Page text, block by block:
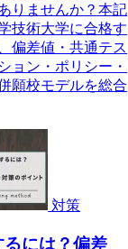
りませんか？本記
技術大学に合格す
偏差値・共通テス
ョン・ポリシー・
願校モデルを総合
対策
には？偏差